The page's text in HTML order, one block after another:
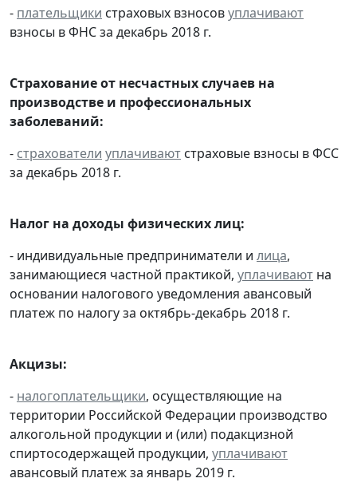
- плательщики страховых взносовуплачивают
взносы в ФНС за декабрь 2018 г.
Страхование от несчастных случаев на
производстве и профессиональных
заболеваний:
- страхователи уплачивают страховые взносы в ФСС
за декабрь 2018 г.
Налог на доходы физических лиц:
- индивидуальные предприниматели и лица,
занимающиеся частной практикой, уплачивают на
основании налогового уведомления авансовый
платеж по налогу за октябрь-декабрь 2018 г.
Акцизы:
- налогоплательщики, осуществляющие на
территории Российской Федерации производство
алкогольной продукции и (или) подакцизной
спиртосодержащей продукции, уплачивают
авансовый платеж за январь 2019 г.